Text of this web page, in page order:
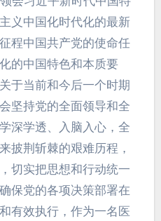
义中国化时代化的最新
程中国共产党的使命任
的中国特色和本质要
于当前和今后一个时期
坚持党的全面领导和全
深学透、入脑入心，全
披荆斩棘的艰难历程，
切实把思想和行动统一
保党的各项决策部署在
有效执行，作为一名医